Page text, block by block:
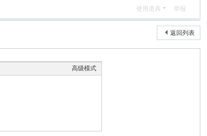
使用道具 举报
返回列表
高级模式